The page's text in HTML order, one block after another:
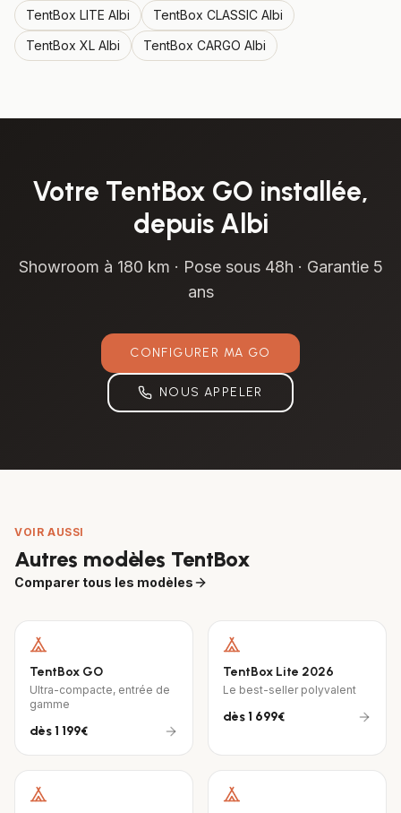
TentBox LITE Albi TentBox CLASSIC Albi
TentBox XL Albi TentBox CARGO Albi
Votre TentBox GO installée,
depuis Albi
Showroom à 180 km · Pose sous 48h · Garantie 5
ans
CONFIGURER MA GO
NOUS APPELER
VOIR AUSSI
Autres modèles TentBox
Comparer tous les modèles
TentBox GO
Ultra-compacte, entrée de
gamme
dès1 199€
TentBox Lite 2026
Le best-seller polyvalent
dès1 699€